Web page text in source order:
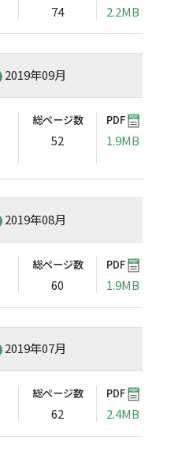
74 2.2MB
2019年09月
総ページ数
52
PDF
1.9MB
2019年08月
総ページ数
60
PDF
1.9MB
2019年07月
総ページ数
62
PDF
2.4MB